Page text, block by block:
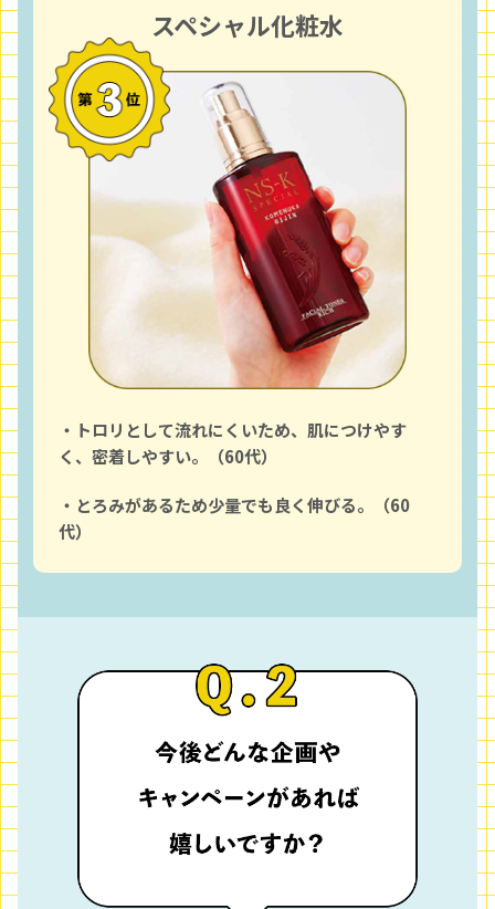
スペシャル化粧水
・トロリとして流れにくいため、肌につけやす
く、密着しやすい。（60代）
・とろみがあるため少量でも良く伸びる。（60
代）